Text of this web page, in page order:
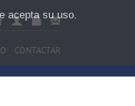
CONTACTAR
acepta su uso.